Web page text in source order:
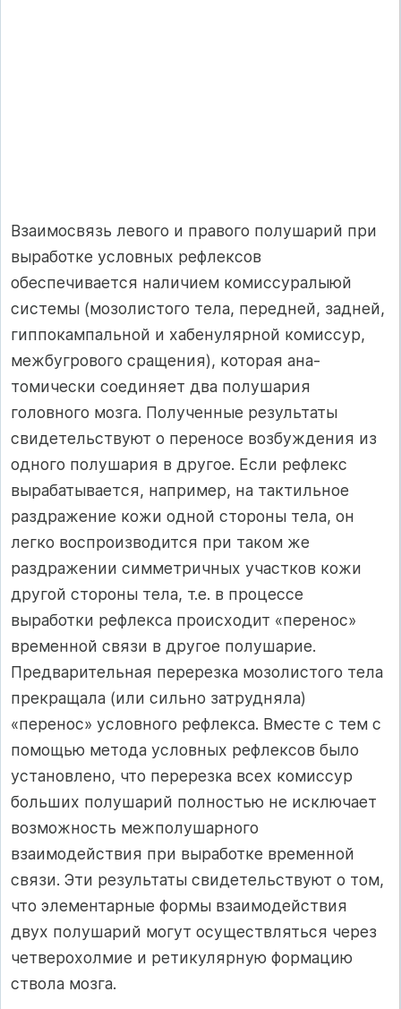
Взаимосвязь левого и правого полушарий при
выработке ус­ловных рефлексов
обеспечивается наличием комиссуралыюй
сис­темы (мозолистого тела, передней, задней,
гиппокампальной и хабенулярной комиссур,
межбугрового сращения), которая ана­
томически соединяет два полушария
головного мозга. Получен­ные результаты
свидетельствуют о переносе возбуждения из
одно­го полушария в другое. Если рефлекс
вырабатывается, например, на тактильное
раздражение кожи одной стороны тела, он
легко воспроизводится при таком же
раздражении симметричных уча­стков кожи
другой стороны тела, т.е. в процессе
выработки реф­лекса происходит «перенос»
временной связи в другое полушарие.
Предварительная перерезка мозолистого тела
прекращала (или сильно затрудняла)
«перенос» условного рефлекса. Вместе с тем с
помощью метода условных рефлексов было
установлено, что пе­ререзка всех комиссур
больших полушарий полностью не исклю­чает
возможность межполушарного
взаимодействия при выра­ботке временной
связи. Эти результаты свидетельствуют о том,
что элементарные формы взаимодействия
двух полушарий могут осуществляться через
четверохолмие и ретикулярную формацию
ствола мозга.